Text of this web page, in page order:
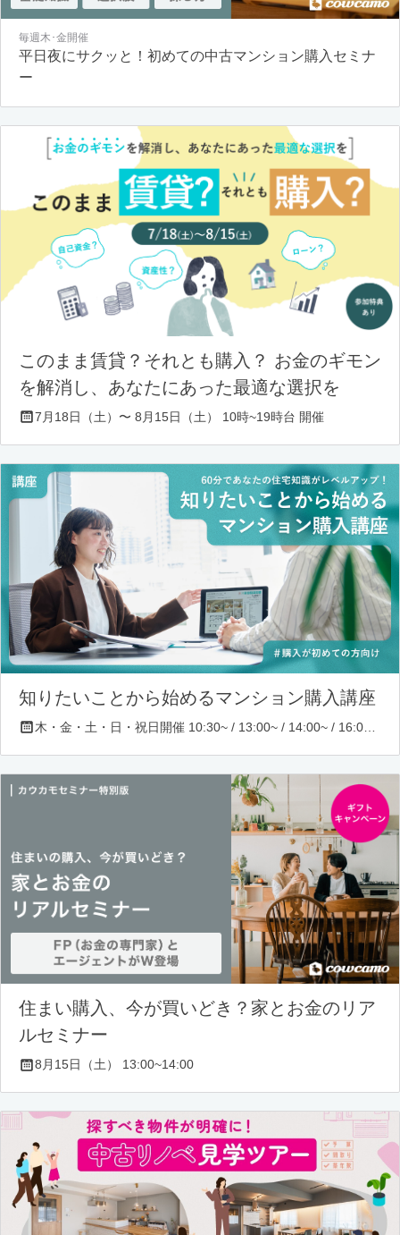
毎週木･金開催
平日夜にサクッと！初めての中古マンション購入セミナ
ー
このまま賃貸？それとも購入？ お金のギモン
を解消し、あなたにあった最適な選択を
7月18日（土）〜 8月15日（土） 10時~19時台 開催
知りたいことから始めるマンション購入講座
住まい購入、今が買いどき？家とお金のリア
ルセミナー
8月15日（土） 13:00~14:00